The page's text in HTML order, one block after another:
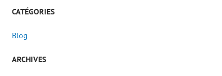
CATÉGORIES
Blog
ARCHIVES